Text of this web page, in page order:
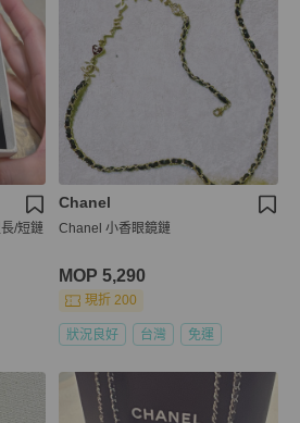
/短鏈
Chanel
Chanel 小香眼鏡鏈
MOP 5,290
現折 200
狀況良好 台灣 免運